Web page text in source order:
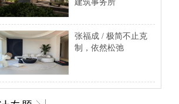
建筑事务所
张福成 / 极简不止克
制，依然松弛